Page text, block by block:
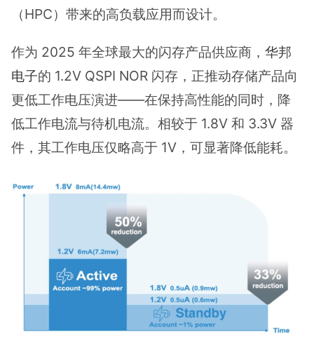
（HPC）带来的高负载应用而设计。
作为 2025 年全球最大的闪存产品供应商， 华邦
电子的 1.2V QSPI NOR 闪存，正推动存储产品向
更低工作电压演进——在保持高性能的同时，降
低工作电流与待机电流。相较于 1.8V 和 3.3V 器
件，其工作电压仅略高于 1V，可显著降低能耗。